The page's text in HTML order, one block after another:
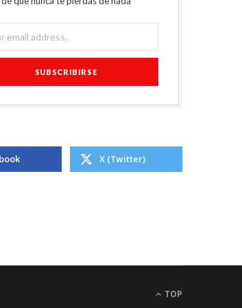
X (Twitter)
TOP